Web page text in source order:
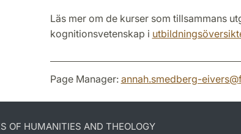
Läs mer om de kurser som tillsammans
kognitionsvetenskap i
Page Manager: annah.smedberg-eivers@
OF HUMANITIES AND THEOLOGY